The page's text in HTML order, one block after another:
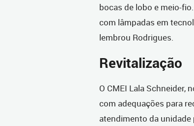
bocas de lobo e meio-
com lâmpadas em
lembrou Rodrigues.
Revitalização
O CMEI Lala Schneider,
com adequações para
atendimento da